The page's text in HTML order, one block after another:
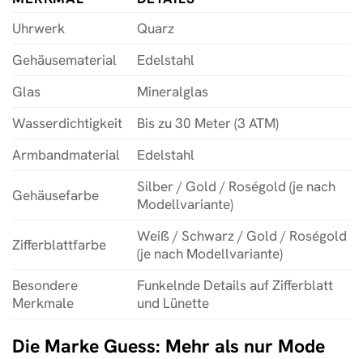
Uhrwerk
Quarz
Gehäusematerial
Edelstahl
Glas
Mineralglas
Wasserdichtigkeit
Bis zu 30 Meter (3 ATM)
Armbandmaterial
Edelstahl
Gehäusefarbe
Silber / Gold / Roségold (je nach
Modellvariante)
Zifferblattfarbe
Weiß / Schwarz / Gold / Roségold
(je nach Modellvariante)
Besondere
Merkmale
Funkelnde Details auf Zifferblatt
und Lünette
Die Marke Guess: Mehr als nur Mode